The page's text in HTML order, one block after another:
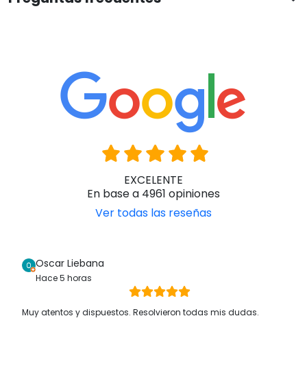
EXCELENTE
En base a 4961 opiniones
Ver todas las reseñas
Oscar Liebana
Hace 5 horas
Muy atentos y dispuestos. Resolvieron todas mis dudas.